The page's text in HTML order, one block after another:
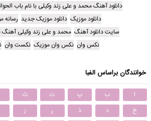
دانلود آهنگ محمد و علی زند وکیلی با نام باب
دانلود موزیک دانلود موزیک جدید
سایت دانلود آهنگ محمد و علی زند وکیلی آهنگ
نکس وان نکس وان موزیک نکست وان
خوانندگان براساس الفبا
ا ب پ ت ث
خ
د ذ ر ز